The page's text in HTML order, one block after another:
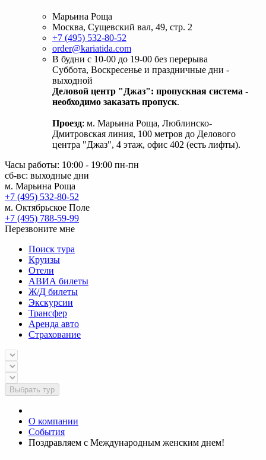
Марьина Роща
Москва, Сущевский вал, 49, стр. 2
+7 (495) 532-80-52
order@kariatida.com
В будни с 10-00 до 19-00 без перерыва
Суббота, Воскресенье и праздничные дни -
выходной
Деловой центр "Джаз": пропускная система -
необходимо заказать пропуск.
Проезд: м. Марьина Роща, Люблинско-
Дмитровская линия, 100 метров до Делового
центра "Джаз", 4 этаж, офис 402 (есть лифты).
Часы работы: 10:00 - 19:00 пн-пн
сб-вс: выходные дни
м. Марьина Роща
+7 (495) 532-80-52
м. Октябрьское Поле
+7 (495) 788-59-99
Перезвоните мне
Поиск тура
Круизы
Отели
АВИА билеты
Ж/Д билеты
Экскурсии
Трансфер
Аренда авто
Страхование
Выбрать тур
О компании
События
Поздравляем с Международным женским днем!